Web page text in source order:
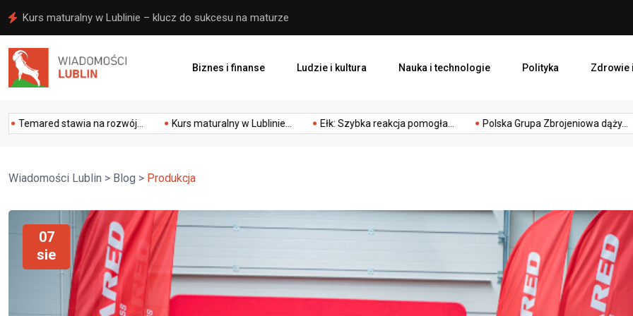
Ełk: Szybka reakcja pomogła uratować życie mężczyzny Polska Grupa Zbrojeniowa
Biznes i finanse Ludzie i kultura Nauka i technologie Polityka Zdrowie
na rozwój... Kurs maturalny w Lublinie... Ełk: Szybka reakcja pomogła... Polska Grupa Zbrojeniowa dąży... Kolejni
zwłaszcza w postaci wyrównywania szans dla mężczyzn i kobiet na równym poziomie. zwyczaje Życie Zygmunta
Wiadomości Lublin > Blog > Produkcja
07
sie